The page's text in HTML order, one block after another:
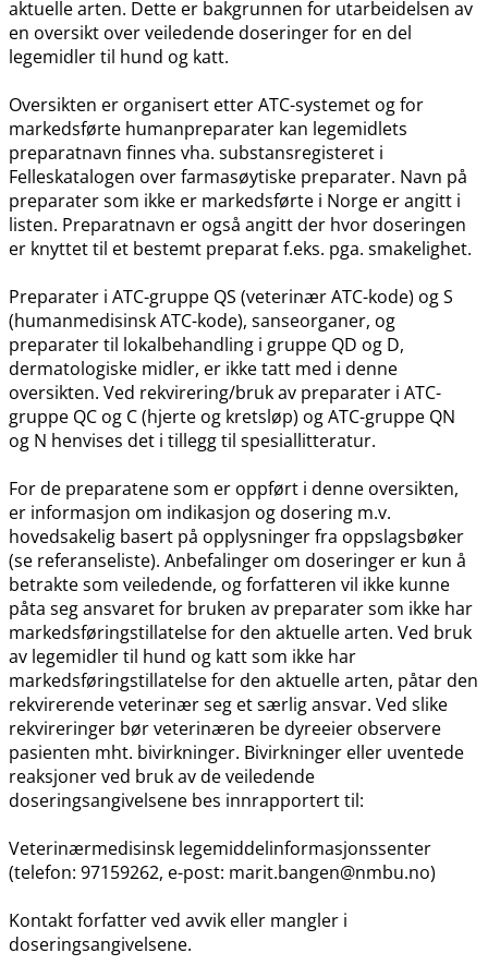
aktuelle arten. Dette er bakgrunnen for utarbeidelsen av
en oversikt over veiledende doseringer for en del
legemidler til hund og katt.
Oversikten er organisert etter ATC-systemet og for
markedsførte humanpreparater kan legemidlets
preparatnavn finnes vha. substansregisteret i
Felleskatalogen over farmasøytiske preparater. Navn på
preparater som ikke er markedsførte i Norge er angitt i
listen. Preparatnavn er også angitt der hvor doseringen
er knyttet til et bestemt preparat f.eks. pga. smakelighet.
Preparater i ATC-gruppe QS (veterinær ATC-kode) og S
(humanmedisinsk ATC-kode), sanseorganer, og
preparater til lokalbehandling i gruppe QD og D,
dermatologiske midler, er ikke tatt med i denne
oversikten. Ved rekvirering​/​bruk av preparater i ATC-
gruppe QC og C (hjerte og kretsløp) og ATC-gruppe QN
og N henvises det i tillegg til spesiallitteratur.
For de preparatene som er oppført i denne oversikten,
er informasjon om indikasjon og dosering m.v.
hovedsakelig basert på opplysninger fra oppslagsbøker
(se referanseliste). Anbefalinger om doseringer er kun å
betrakte som veiledende, og forfatteren vil ikke kunne
påta seg ansvaret for bruken av preparater som ikke har
markedsføringstillatelse for den aktuelle arten. Ved bruk
av legemidler til hund og katt som ikke har
markedsføringstillatelse for den aktuelle arten, påtar den
rekvirerende veterinær seg et særlig ansvar. Ved slike
rekvireringer bør veterinæren be dyreeier observere
pasienten mht. bivirkninger. Bivirkninger eller uventede
reaksjoner ved bruk av de veiledende
doseringsangivelsene bes innrapportert til:
Veterinærmedisinsk legemiddelinformasjonssenter
(telefon: 97159262, e-post: marit.bangen@nmbu.no)
Kontakt forfatter ved avvik eller mangler i
doseringsangivelsene.